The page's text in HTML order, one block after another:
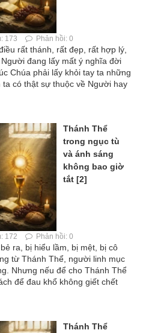
173 Phản hồi: 0
rất thánh, rất đẹp, rất hợp lý,
đang lấy mất ý nghĩa đời
Chúa phải lấy khỏi tay ta những
có thật sự thuộc về Người hay
Thánh Thể
trong ngục tù
và ánh sáng
không bao giờ
tắt [2]
172 Phản hồi: 0
ra, bị hiểu lầm, bị mệt, bị cô
từ Thánh Thể, người linh mục
Nhưng nếu để cho Thánh Thể
để đau khổ không giết chết
Thánh Thể